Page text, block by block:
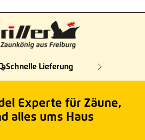
Schnelle Lieferung
Experte für Zäune,
alles ums Haus